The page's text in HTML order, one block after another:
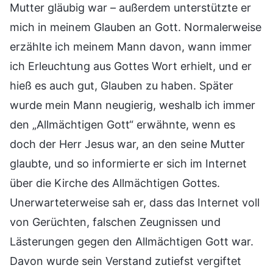
Mutter gläubig war – außerdem unterstützte er
mich in meinem Glauben an Gott. Normalerweise
erzählte ich meinem Mann davon, wann immer
ich Erleuchtung aus Gottes Wort erhielt, und er
hieß es auch gut, Glauben zu haben. Später
wurde mein Mann neugierig, weshalb ich immer
den „Allmächtigen Gott“ erwähnte, wenn es
doch der Herr Jesus war, an den seine Mutter
glaubte, und so informierte er sich im Internet
über die Kirche des Allmächtigen Gottes.
Unerwarteterweise sah er, dass das Internet voll
von Gerüchten, falschen Zeugnissen und
Lästerungen gegen den Allmächtigen Gott war.
Davon wurde sein Verstand zutiefst vergiftet